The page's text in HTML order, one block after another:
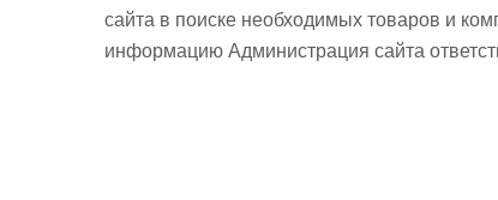
сайта в поиске необходимых товаров и
информацию Администрация сайта